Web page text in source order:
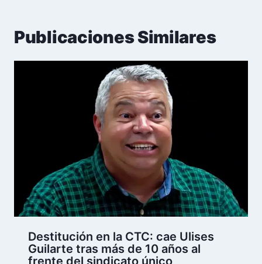
Publicaciones Similares
Destitución en la CTC: cae Ulises
Guilarte tras más de 10 años al
frente del sindicato único